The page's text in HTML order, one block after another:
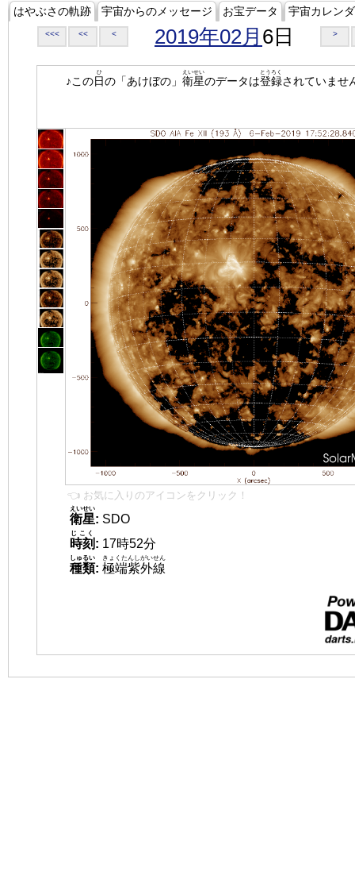
はやぶさの軌跡 宇宙からのメッセージ お宝データ 宇宙カレン
<<< << < 2019年02月 6日 >
♪この日
ひ
の「あけぼの」 衛星
えいせい
のデータは登録
とうろく
されていませ
👈 お気に入りのアイコンをクリック！
衛星
えいせい
: SDO
時刻
じこく
: 17時52分
種類
しゅるい
: 極端紫外線
きょくたんしがいせん